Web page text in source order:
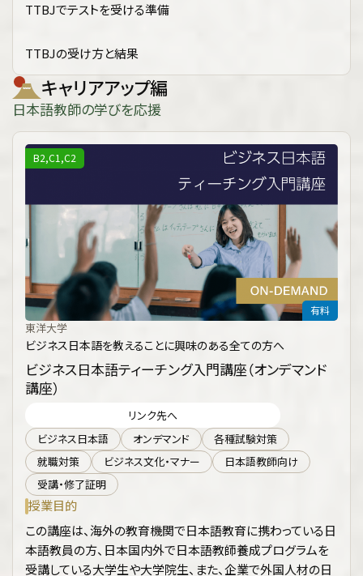
TTBJでテストを受ける準備
TTBJの受け方と結果
キャリアアップ編
日本語教師の学びを応援
B2,C1,C2
有料
東洋大学
ビジネス日本語を教えることに興味のある全ての方へ
ビジネス日本語ティーチング入門講座（オンデマンド
講座）
リンク先へ
ビジネス日本語
オンデマンド
各種試験対策
就職対策
ビジネス文化・マナー
日本語教師向け
受講・修了証明
授業目的
この講座は、海外の教育機関で日本語教育に携わっている日
本語教員の方、日本国内外で日本語教師養成プログラムを
受講している大学生や大学院生、また、企業で外国人材の日